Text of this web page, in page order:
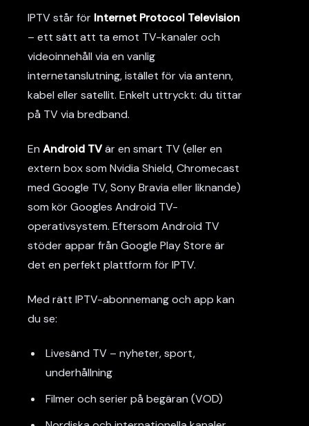
IPTV står för Internet Protocol Television
– ett sätt att ta emot TV-kanaler och
videoinnehåll via en vanlig
internetanslutning, istället för via antenn,
kabel eller satellit. Enkelt uttryckt: du tittar
på TV via bredband.
En Android TVär en smart TV (eller en
extern box som Nvidia Shield, Chromecast
med Google TV, Sony Bravia eller liknande)
som kör Googles Android TV-
operativsystem. Eftersom Android TV
stöder appar från Google Play Store är
det en perfekt plattform för IPTV.
Med rätt IPTV-abonnemang och app kan
du se:
Livesänd TV – nyheter, sport,
underhållning
Filmer och serier på begäran (VOD)